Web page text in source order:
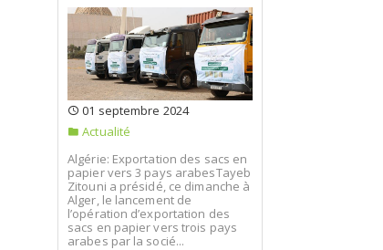
01 septembre 2024
Actualité
Algérie: Exportation des sacs en
papier vers 3 pays arabesTayeb
Zitouni a présidé, ce dimanche à
Alger, le lancement de
l’opération d’exportation des
sacs en papier vers trois pays
arabes par la socié...